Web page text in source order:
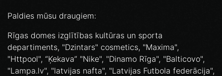
Paldies mūsu draugiem:
Rīgas domes izglītības kultūras un sporta
departiments, "Dzintars" cosmetics, "Maxima",
"Httpool", “Ķekava” "Nike", "Dinamo Rīga", "Balticovo",
"Lampa.lv", "latvijas nafta", "Latvijas Futbola federācija",